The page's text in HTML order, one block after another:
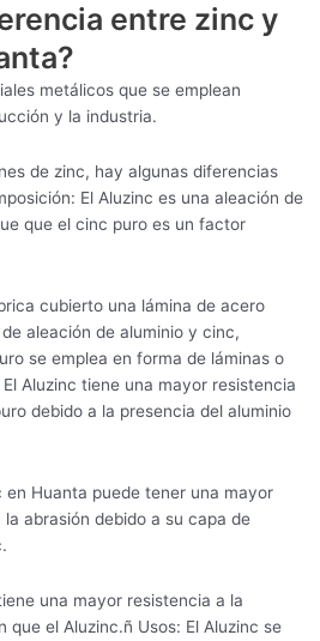
entre zinc y
metálicos que se emplean
y la industria.
de zinc, hay algunas diferencias
El Aluzinc es una aleación de
que el cinc puro es un factor
cubierto una lámina de acero
aleación de aluminio y cinc,
se emplea en forma de láminas o
Aluzinc tiene una mayor resistencia
debido a la presencia del aluminio
en Huanta puede tener una mayor
abrasión debido a su capa de
una mayor resistencia a la
el Aluzinc.ñ Usos: El Aluzinc se